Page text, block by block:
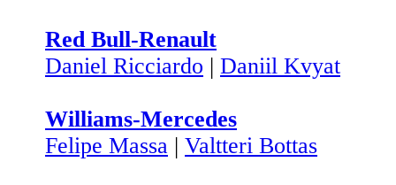
Red Bull-Renault
Daniel Ricciardo | Daniil Kvyat
Williams-Mercedes
Felipe Massa | Valtteri Bottas